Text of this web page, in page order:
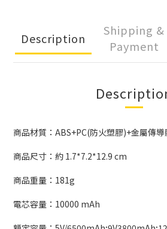
Description
Shipping &
Payment
商品材質：ABS+PC(防火塑膠)+金屬傳
商品尺寸：約 1.7*7.2*12.9 cm
商品重量：181g
電芯容量：10000 mAh